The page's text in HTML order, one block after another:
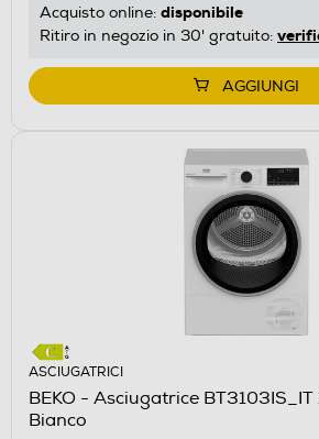
Acquisto online: disponibile
Ritiro in negozio in 30' gratuito:
AGGIUNGI
ASCIUGATRICI
BEKO - Asciugatrice BT3103IS_IT
Bianco